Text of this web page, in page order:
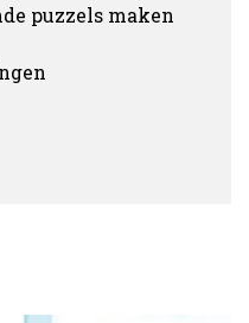
puzzels maken